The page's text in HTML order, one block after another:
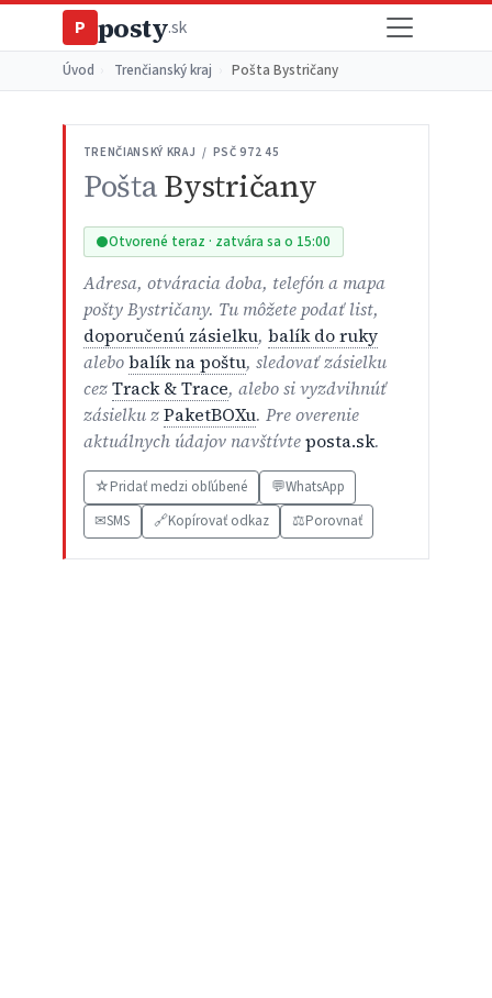
P posty.sk
Úvod Trenčianský kraj Pošta Bystričany
TRENČIANSKÝ KRAJ / PSČ 972 45
PoštaBystričany
Otvorené teraz · zatvára sa o 15:00
Adresa, otváracia doba, telefón a mapa
pošty Bystričany. Tu môžete podať list,
doporučenú zásielku, balík do ruky
alebobalík na poštu, sledovať zásielku
cezTrack & Trace, alebo si vyzdvihnúť
zásielku zPaketBOXu. Pre overenie
aktuálnych údajov navštívteposta.sk.
☆Pridať medzi obľúbené 💬WhatsApp
✉SMS 🔗Kopírovať odkaz ⚖️Porovnať